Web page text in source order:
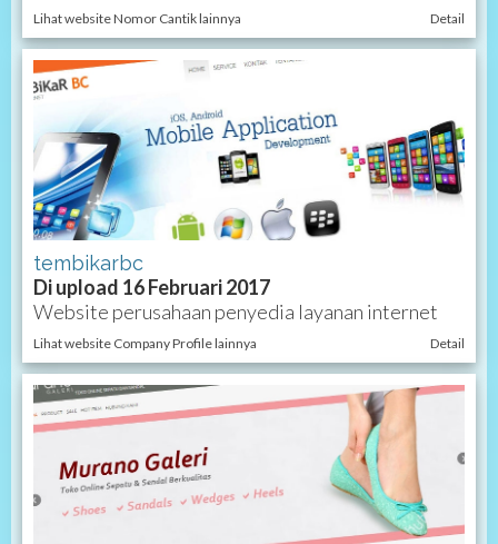
Lihat website Nomor Cantik lainnya Detail
tembikarbc
Di upload 16 Februari 2017
Website perusahaan penyedia layanan internet
Lihat website Company Profile lainnya Detail